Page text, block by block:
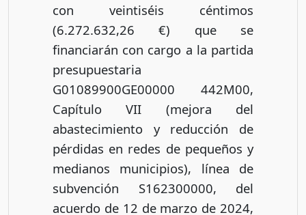
con veintiséis céntimos
(6.272.632,26 €) que se
financiarán con cargo a la partida
presupuestaria
G01089900GE00000 442M00,
Capítulo VII (mejora del
abastecimiento y reducción de
pérdidas en redes de pequeños y
medianos municipios), línea de
subvención S162300000, del
acuerdo de 12 de marzo de 2024,